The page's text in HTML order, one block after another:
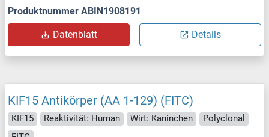
Produktnummer ABIN1908191
Datenblatt Details
KIF15 Antikörper (AA 1-129) (FITC)
KIF15 Reaktivität: Human Wirt: Kaninchen
Polyclonal